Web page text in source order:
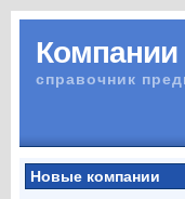
Компании
справочник
Новые компании